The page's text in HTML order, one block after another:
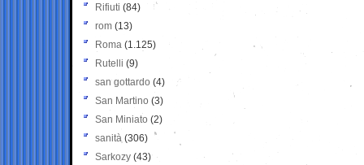
Rifiuti (84)
rom (13)
Roma (1.125)
Rutelli (9)
san gottardo (4)
San Martino (3)
San Miniato (2)
sanità (306)
Sarkozy (43)